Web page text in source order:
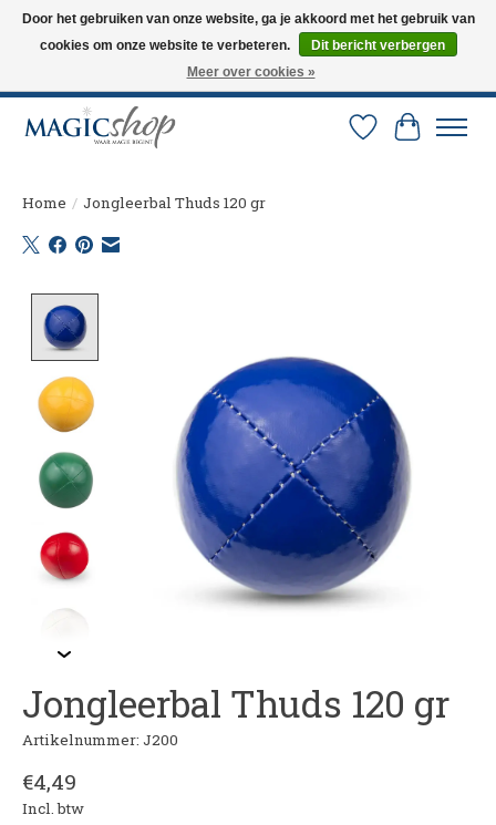
Altijd de nieuwste trucs op voorraad. Snelle verzending via PostNL en DHL.
Langskomen in onze winkel? Bel of mail om een afspraak te maken. 0251-
Verlanglijst
Home / Jongleerbal Thuds 120 gr
Jongleerbal Thuds 120 gr
Artikelnummer: J200
€4,49
Incl. btw
Door het gebruiken van onze website, ga je akkoord met het gebruik van
cookies om onze website te verbeteren.
Dit bericht verbergen
Meer over cookies »